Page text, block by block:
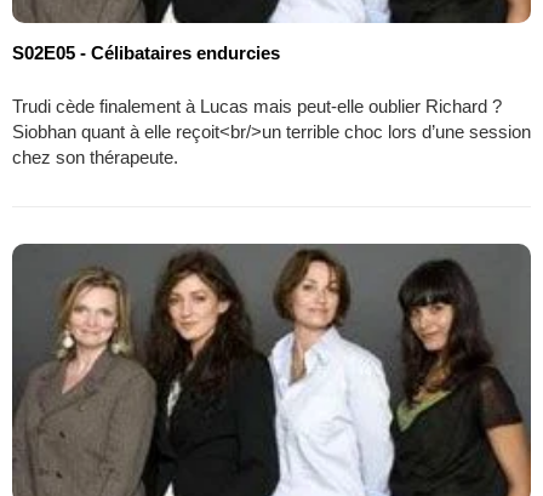
S02E05 - Célibataires endurcies
Trudi cède finalement à Lucas mais peut-elle oublier Richard ?
Siobhan quant à elle reçoit<br/>un terrible choc lors d’une session
chez son thérapeute.